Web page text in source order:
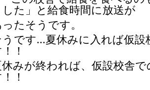
した」と給食時間に放送が
たそうです。
うです...夏休みに入れば仮
！
休みが終われば、仮設校舎
！